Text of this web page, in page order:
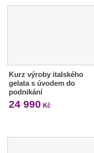
Kurz výroby italského
gelata s úvodem do
podnikání
24 990 Kč